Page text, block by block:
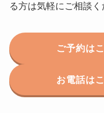
る方は気軽にご相談く
ご予約は
お電話は